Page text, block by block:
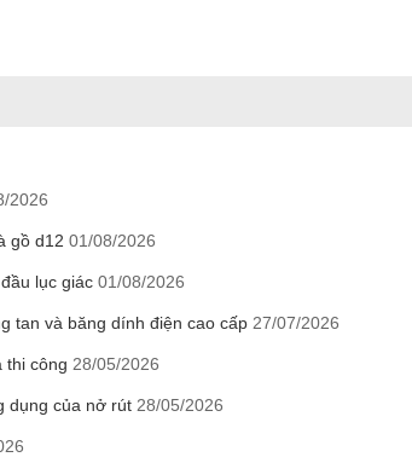
2026
gồ d12 01/08/2026
lục giác 01/08/2026
tan và băng dính điện cao cấp 27/07/2026
thi công 28/05/2026
dụng của nở rút 28/05/2026